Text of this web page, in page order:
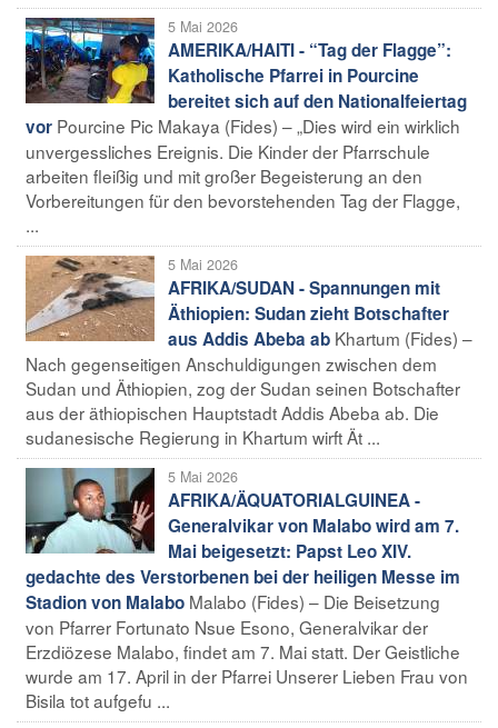
5 Mai 2026
AMERIKA/HAITI - “Tag der Flagge”:
Katholische Pfarrei in Pourcine
bereitet sich auf den Nationalfeiertag
vor Pourcine Pic Makaya (Fides) – „Dies wird ein wirklich
unvergessliches Ereignis. Die Kinder der Pfarrschule
arbeiten fleißig und mit großer Begeisterung an den
Vorbereitungen für den bevorstehenden Tag der Flagge,
...
5 Mai 2026
AFRIKA/SUDAN - Spannungen mit
Äthiopien: Sudan zieht Botschafter
aus Addis Abeba ab Khartum (Fides) –
Nach gegenseitigen Anschuldigungen zwischen dem
Sudan und Äthiopien, zog der Sudan seinen Botschafter
aus der äthiopischen Hauptstadt Addis Abeba ab. Die
sudanesische Regierung in Khartum wirft Ät ...
5 Mai 2026
AFRIKA/ÄQUATORIALGUINEA -
Generalvikar von Malabo wird am 7.
Mai beigesetzt: Papst Leo XIV.
gedachte des Verstorbenen bei der heiligen Messe im
Stadion von Malabo Malabo (Fides) – Die Beisetzung
von Pfarrer Fortunato Nsue Esono, Generalvikar der
Erzdiözese Malabo, findet am 7. Mai statt. Der Geistliche
wurde am 17. April in der Pfarrei Unserer Lieben Frau von
Bisila tot aufgefu ...